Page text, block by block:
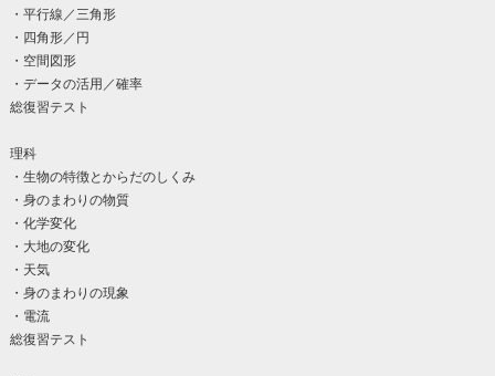
・平行線／三角形
・四角形／円
・空間図形
・データの活用／確率
総復習テスト
理科
・生物の特徴とからだのしくみ
・身のまわりの物質
・化学変化
・大地の変化
・天気
・身のまわりの現象
・電流
総復習テスト